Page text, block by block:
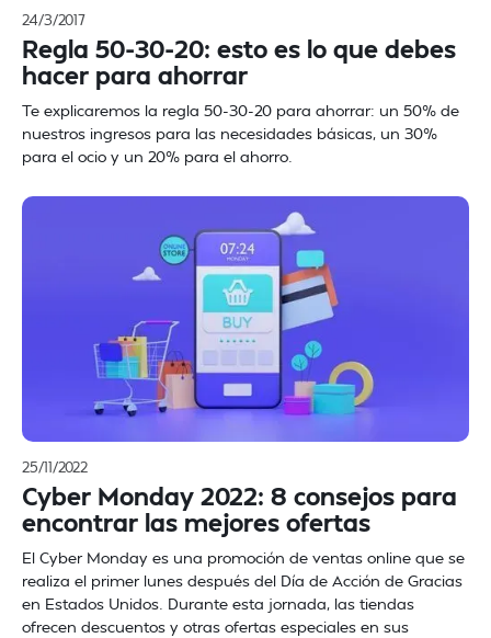
24/3/2017
Regla 50-30-20: esto es lo que debes
hacer para ahorrar
Te explicaremos la regla 50-30-20 para ahorrar: un 50% de
nuestros ingresos para las necesidades básicas, un 30%
para el ocio y un 20% para el ahorro.
25/11/2022
Cyber Monday 2022: 8 consejos para
encontrar las mejores ofertas
El Cyber Monday es una promoción de ventas online que se
realiza el primer lunes después del Día de Acción de Gracias
en Estados Unidos. Durante esta jornada, las tiendas
ofrecen descuentos y otras ofertas especiales en sus